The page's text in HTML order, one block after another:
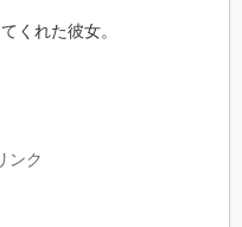
くれた彼女。
ンク